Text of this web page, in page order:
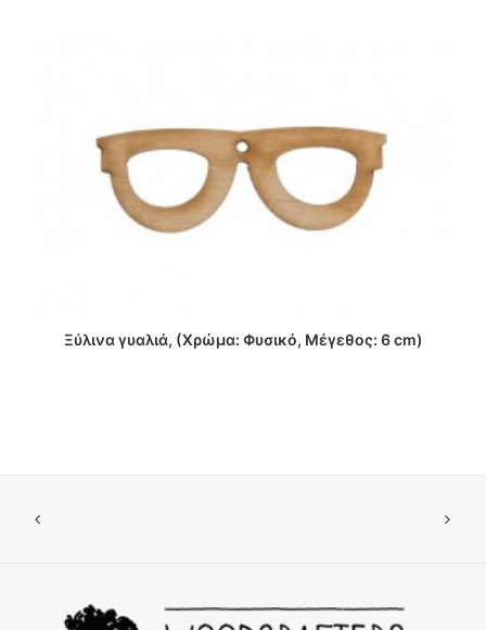
ΔΙΑΒΑΣΤΕ ΠΕΡΙΣΣΟΤΕΡΑ
Ξύλινα γυαλιά, (Χρώμα: Φυσικό, Μέγεθος: 6 cm)